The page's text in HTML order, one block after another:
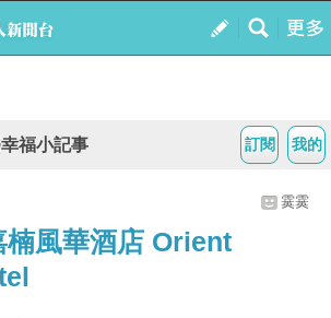
我的
訂閱
福小記事
霙霙
楠風華酒店 Orient